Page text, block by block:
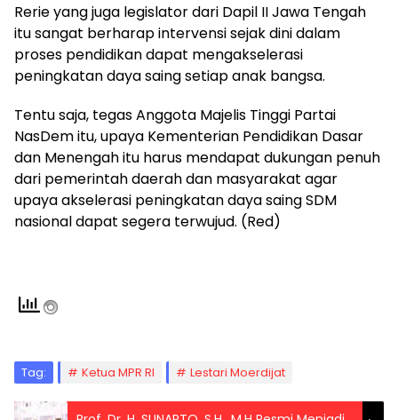
Rerie yang juga legislator dari Dapil II Jawa Tengah
itu sangat berharap intervensi sejak dini dalam
proses pendidikan dapat mengakselerasi
peningkatan daya saing setiap anak bangsa.
Tentu saja, tegas Anggota Majelis Tinggi Partai
NasDem itu, upaya Kementerian Pendidikan Dasar
dan Menengah itu harus mendapat dukungan penuh
dari pemerintah daerah dan masyarakat agar
upaya akselerasi peningkatan daya saing SDM
nasional dapat segera terwujud. (Red)
Tag: Ketua MPR RI Lestari Moerdijat